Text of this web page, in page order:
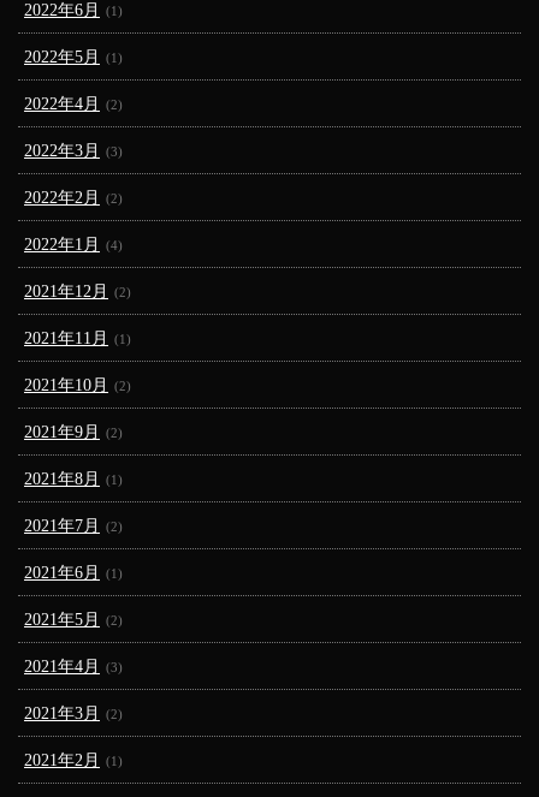
2022年6月 (1)
2022年5月 (1)
2022年4月 (2)
2022年3月 (3)
2022年2月 (2)
2022年1月 (4)
2021年12月 (2)
2021年11月 (1)
2021年10月 (2)
2021年9月 (2)
2021年8月 (1)
2021年7月 (2)
2021年6月 (1)
2021年5月 (2)
2021年4月 (3)
2021年3月 (2)
2021年2月 (1)